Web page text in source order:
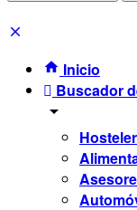
Inicio
Buscador